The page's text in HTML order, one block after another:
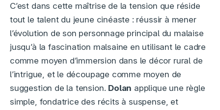
C’est dans cette maîtrise de la tension que réside
tout le talent du jeune cinéaste : réussir à mener
l’évolution de son personnage principal du malaise
jusqu’à la fascination malsaine en utilisant le cadre
comme moyen d’immersion dans le décor rural de
l’intrigue, et le découpage comme moyen de
suggestion de la tension. Dolan applique une règle
simple, fondatrice des récits à suspense, et